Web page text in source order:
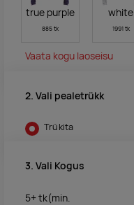
true purple
885 tk
white
1991 tk
Vaata kogu laoseisu
2. Vali pealetrükk
Trükita
3. Vali Kogus
5+tk(min.